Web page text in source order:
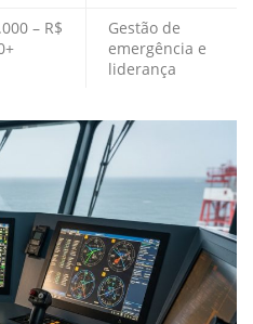
– R$
Gestão de
emergência e
liderança